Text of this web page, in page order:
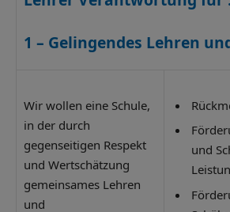
1 – Gelingendes Lehren
Wir wollen eine Schule,
in der durch
gegenseitigen Respekt
und Wertschätzung
gemeinsames Lehren
und
und